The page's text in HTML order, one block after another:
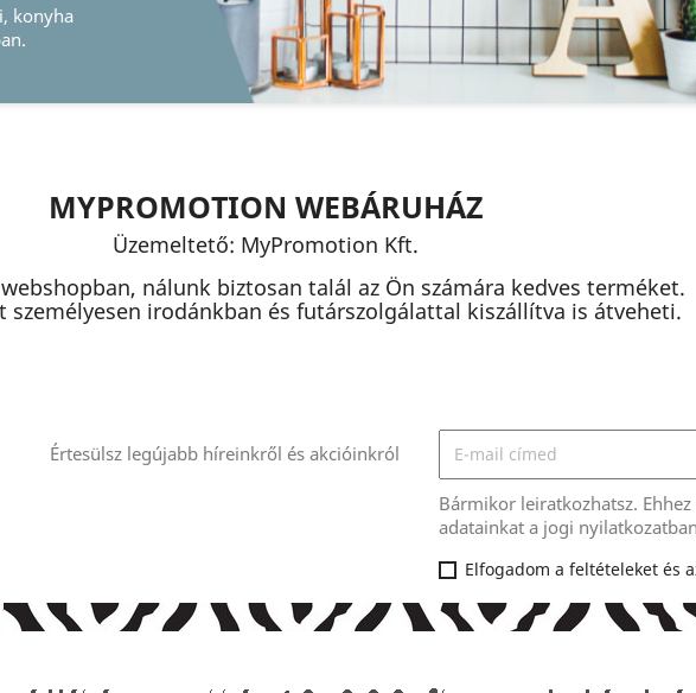
MYPROMOTION WEBÁRUHÁZ
Üzemeltető: MyPromotion Kft.
nálunk biztosan talál az Ön számára kedves terméket.
személyesen irodánkban és futárszolgálattal kiszállítva is átveheti.
Értesülsz legújabb híreinkről és akcióinkról
Bármikor leiratkozhatsz.
adatainkat a jogi
Elfogadom a feltételeket és